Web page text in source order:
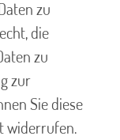
zu
die
zu
zur
Sie diese
widerrufen.